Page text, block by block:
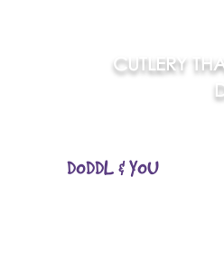
CUTLERY
DODDL & YOU